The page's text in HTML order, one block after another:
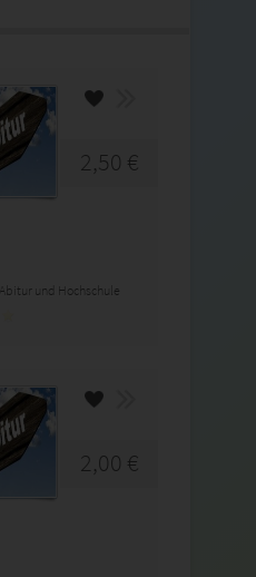
2,50 €
Abitur und Hochschule
2,00 €